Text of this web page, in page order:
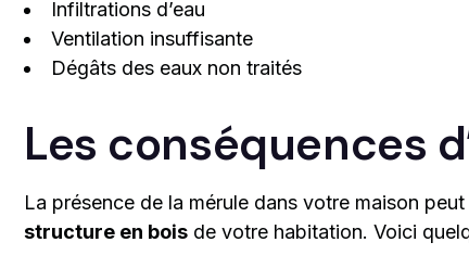
Infiltrations d’eau
Ventilation insuffisante
Dégâts des eaux non traités
Les conséquences
La présence de la mérule dans votre maison
structure en bois de votre habitation. Voici